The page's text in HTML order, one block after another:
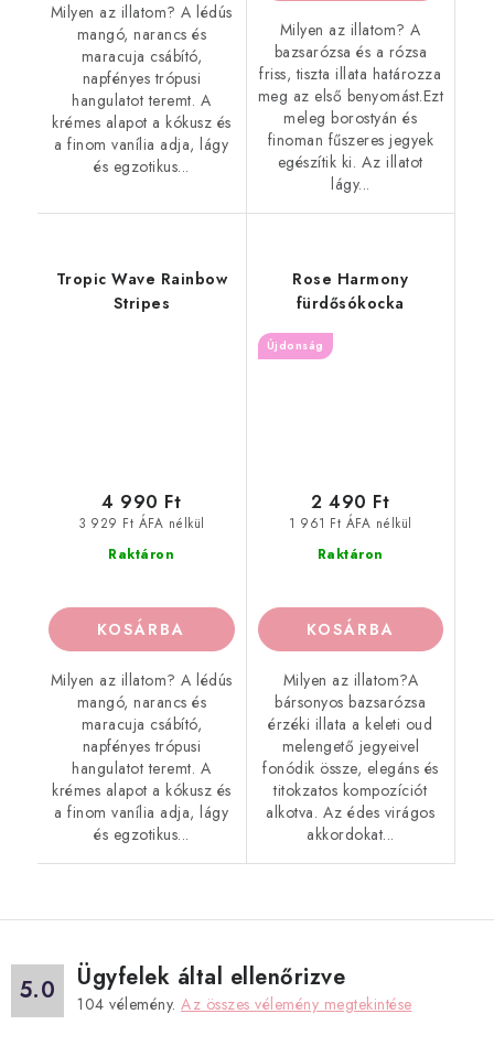
Milyen az illatom? A lédús
mangó, narancs és
maracuja csábító,
napfényes trópusi
hangulatot teremt. A
krémes alapot a kókusz és
a finom vanília adja, lágy
és egzotikus...
Milyen az illatom? A
bazsarózsa és a rózsa
friss, tiszta illata határozza
meg az első benyomást.Ezt
meleg borostyán és
finoman fűszeres jegyek
egészítik ki. Az illatot
lágy...
Tropic Wave Rainbow
Stripes
Raktáron
3 929 Ft ÁFA nélkül
4 990 Ft
KOSÁRBA
Milyen az illatom? A lédús
mangó, narancs és
maracuja csábító,
napfényes trópusi
hangulatot teremt. A
krémes alapot a kókusz és
a finom vanília adja, lágy
és egzotikus...
Rose Harmony
fürdősókocka
Újdonság
Raktáron
1 961 Ft ÁFA nélkül
2 490 Ft
KOSÁRBA
Milyen az illatom?A
bársonyos bazsarózsa
érzéki illata a keleti oud
melengető jegyeivel
fonódik össze, elegáns és
titokzatos kompozíciót
alkotva. Az édes virágos
akkordokat...
5.0 Ügyfelek által ellenőrizve
104 vélemény. Az összes vélemény megtekintése